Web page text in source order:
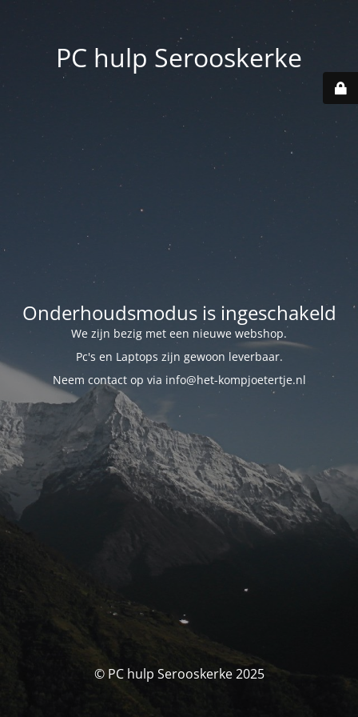
PC hulp Serooskerke
Onderhoudsmodus is ingeschakeld
We zijn bezig met een nieuwe webshop.
Pc's en Laptops zijn gewoon leverbaar.
Neem contact op via info@het-kompjoetertje.nl
© PC hulp Serooskerke 2025